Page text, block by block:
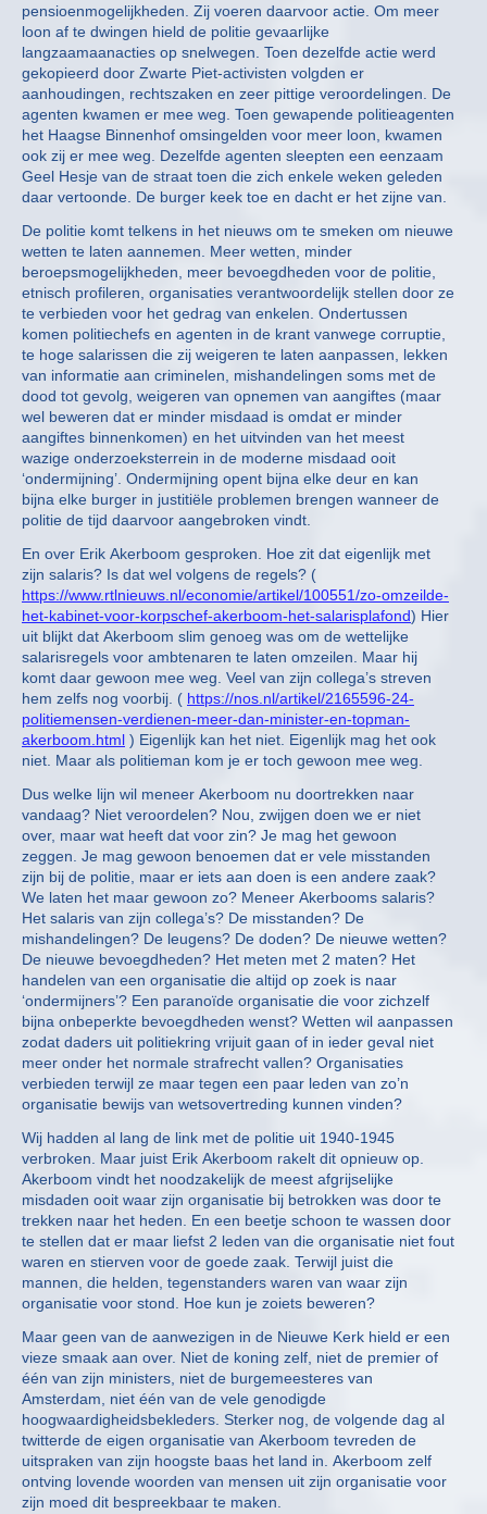
pensioenmogelijkheden. Zij voeren daarvoor actie. Om meer
loon af te dwingen hield de politie gevaarlijke
langzaamaanacties op snelwegen. Toen dezelfde actie werd
gekopieerd door Zwarte Piet-activisten volgden er
aanhoudingen, rechtszaken en zeer pittige veroordelingen. De
agenten kwamen er mee weg. Toen gewapende politieagenten
het Haagse Binnenhof omsingelden voor meer loon, kwamen
ook zij er mee weg. Dezelfde agenten sleepten een eenzaam
Geel Hesje van de straat toen die zich enkele weken geleden
daar vertoonde. De burger keek toe en dacht er het zijne van.
De politie komt telkens in het nieuws om te smeken om nieuwe
wetten te laten aannemen. Meer wetten, minder
beroepsmogelijkheden, meer bevoegdheden voor de politie,
etnisch profileren, organisaties verantwoordelijk stellen door ze
te verbieden voor het gedrag van enkelen. Ondertussen
komen politiechefs en agenten in de krant vanwege corruptie,
te hoge salarissen die zij weigeren te laten aanpassen, lekken
van informatie aan criminelen, mishandelingen soms met de
dood tot gevolg, weigeren van opnemen van aangiftes (maar
wel beweren dat er minder misdaad is omdat er minder
aangiftes binnenkomen) en het uitvinden van het meest
wazige onderzoeksterrein in de moderne misdaad ooit
‘ondermijning’. Ondermijning opent bijna elke deur en kan
bijna elke burger in justitiële problemen brengen wanneer de
politie de tijd daarvoor aangebroken vindt.
En over Erik Akerboom gesproken. Hoe zit dat eigenlijk met
zijn salaris? Is dat wel volgens de regels? (
https://www.rtlnieuws.nl/economie/artikel/100551/zo-omzeilde-
het-kabinet-voor-korpschef-akerboom-het-salarisplafond) Hier
uit blijkt dat Akerboom slim genoeg was om de wettelijke
salarisregels voor ambtenaren te laten omzeilen. Maar hij
komt daar gewoon mee weg. Veel van zijn collega’s streven
hem zelfs nog voorbij. ( https://nos.nl/artikel/2165596-24-
politiemensen-verdienen-meer-dan-minister-en-topman-
akerboom.html ) Eigenlijk kan het niet. Eigenlijk mag het ook
niet. Maar als politieman kom je er toch gewoon mee weg.
Dus welke lijn wil meneer Akerboom nu doortrekken naar
vandaag? Niet veroordelen? Nou, zwijgen doen we er niet
over, maar wat heeft dat voor zin? Je mag het gewoon
zeggen. Je mag gewoon benoemen dat er vele misstanden
zijn bij de politie, maar er iets aan doen is een andere zaak?
We laten het maar gewoon zo? Meneer Akerbooms salaris?
Het salaris van zijn collega’s? De misstanden? De
mishandelingen? De leugens? De doden? De nieuwe wetten?
De nieuwe bevoegdheden? Het meten met 2 maten? Het
handelen van een organisatie die altijd op zoek is naar
‘ondermijners’? Een paranoïde organisatie die voor zichzelf
bijna onbeperkte bevoegdheden wenst? Wetten wil aanpassen
zodat daders uit politiekring vrijuit gaan of in ieder geval niet
meer onder het normale strafrecht vallen? Organisaties
verbieden terwijl ze maar tegen een paar leden van zo’n
organisatie bewijs van wetsovertreding kunnen vinden?
Wij hadden al lang de link met de politie uit 1940-1945
verbroken. Maar juist Erik Akerboom rakelt dit opnieuw op.
Akerboom vindt het noodzakelijk de meest afgrijselijke
misdaden ooit waar zijn organisatie bij betrokken was door te
trekken naar het heden. En een beetje schoon te wassen door
te stellen dat er maar liefst 2 leden van die organisatie niet fout
waren en stierven voor de goede zaak. Terwijl juist die
mannen, die helden, tegenstanders waren van waar zijn
organisatie voor stond. Hoe kun je zoiets beweren?
Maar geen van de aanwezigen in de Nieuwe Kerk hield er een
vieze smaak aan over. Niet de koning zelf, niet de premier of
één van zijn ministers, niet de burgemeesteres van
Amsterdam, niet één van de vele genodigde
hoogwaardigheidsbekleders. Sterker nog, de volgende dag al
twitterde de eigen organisatie van Akerboom tevreden de
uitspraken van zijn hoogste baas het land in. Akerboom zelf
ontving lovende woorden van mensen uit zijn organisatie voor
zijn moed dit bespreekbaar te maken.